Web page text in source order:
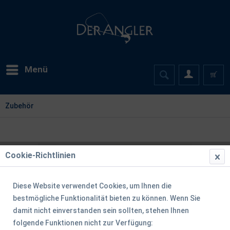
Menü
Zubehör
Cookie-Richtlinien
Diese Website verwendet Cookies, um Ihnen die
bestmögliche Funktionalität bieten zu können. Wenn Sie
damit nicht einverstanden sein sollten, stehen Ihnen
folgende Funktionen nicht zur Verfügung: